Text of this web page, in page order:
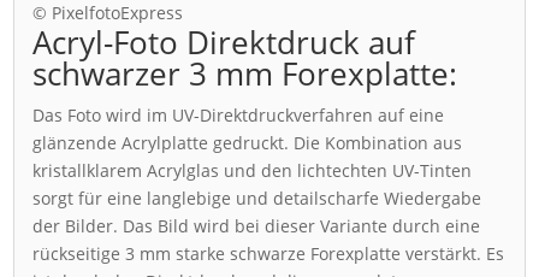
© PixelfotoExpress
Acryl-Foto Direktdruck auf
schwarzer 3 mm Forexplatte:
Das Foto wird im UV-Direktdruckverfahren auf eine
glänzende Acrylplatte gedruckt. Die Kombination aus
kristallklarem Acrylglas und den lichtechten UV-Tinten
sorgt für eine langlebige und detailscharfe Wiedergabe
der Bilder. Das Bild wird bei dieser Variante durch eine
rückseitige 3 mm starke schwarze Forexplatte verstärkt. Es